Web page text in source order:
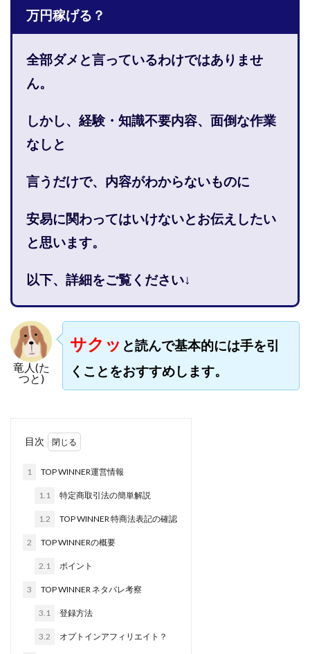
万円稼げる？
全部ダメと言っているわけではありませ
ん。
しかし、経験・知識不要内容、面倒な作業
なしと
言うだけで、内容がわからないものに
安易に関わってはいけないとお伝えしたい
と思います。
以下、詳細をご覧ください↓
竜人(た
つと)
サクッ と読んで基本的には手を引
くことをおすすめします。
目次
1 TOP WINNER運営情報
1.1 特定商取引法の簡単解説
1.2 TOP WINNER 特商法表記の確認
2 TOP WINNERの概要
2.1 ポイント
3 TOP WINNER ネタバレ考察
3.1 登録方法
3.2 オプトインアフィリエイト？
株式会社PRINCELESS
株式会社Research
株式会社reward
株式会社ROAD
株式会社SD TRUST
株式会社Smart Life
株式会社soleil
株式会社monokoko
株式会社BANKER6
株式会社Be honest
株式会社Bell tree
株式会社BLOOM
株式会社BLUE
株式会社FC
株式会社FrontShine
株式会社Link
株式会社H・S
株式会社jカンパニー
手塚 久典
戸井田拓也
株式会社Stella
塩田沙代
夏目歩美 多田明弘
大原哲男
大島領介
大田賢二
天照(アマテラス)プロジェクト
天野 照章
宇佐美恵那
安藤 仁 坂本桃太郎
安達健太朗
合同会社ミドル
合同会社アドバンス
合同会社ウェルファースト
合同会社クラウドジャパン
合同会社サウザントレフト
合同会社チルダワーク
合同会社ネクストイノベーション